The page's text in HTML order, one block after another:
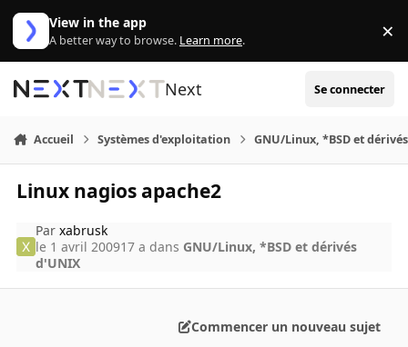
Aller au contenu
View in the app
A better way to browse. Learn more. ×
Next Se connecter
Accueil Systèmes d'exploitation GNU/Linux, *BSD et
Linux nagios apache2
Parxabrusk
le 1 avril 200917 a dans GNU/Linux, *BSD et dérivés
d'UNIX
Commencer un nouveau sujet